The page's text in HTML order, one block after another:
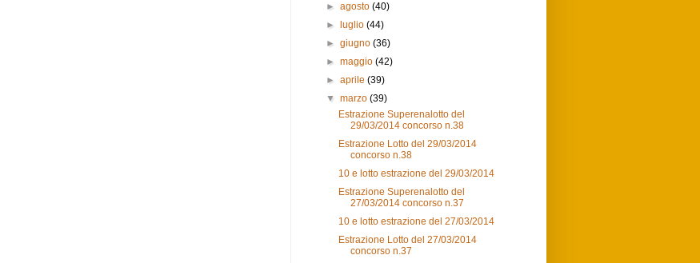
►agosto(40)
►
luglio(44)
►giugno(36)
►maggio(42)
►aprile(39)
▼marzo(39)
Estrazione Superenalotto del
29/03/2014 concorso n.38
Estrazione Lotto del 29/03/2014
concorso n.38
10 e lotto estrazione del 29/03/2014
Estrazione Superenalotto del
27/03/2014 concorso n.37
10 e lotto estrazione del 27/03/2014
Estrazione Lotto del 27/03/2014
concorso n.37